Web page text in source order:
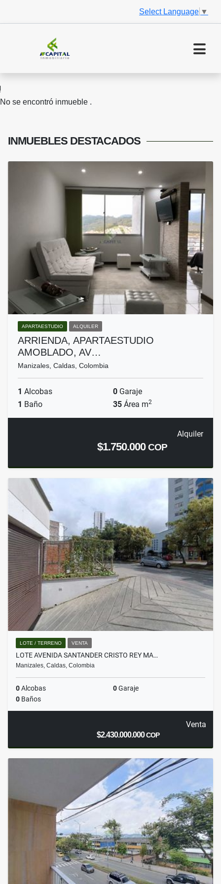
Select Language ▼
No se encontró inmueble .
INMUEBLES DESTACADOS
APARTAESTUDIO ALQUILER
ARRIENDA, APARTAESTUDIO
AMOBLADO, AV…
Manizales, Caldas, Colombia
1 Alcobas 0 Garaje
1 Baño 35 Área m2
Alquiler
$1.750.000COP
LOTE / TERRENO VENTA
LOTE AVENIDA SANTANDER CRISTO REY MA…
Manizales, Caldas, Colombia
0Alcobas 0Garaje
0 Baños
Venta
$2.430.000.000COP